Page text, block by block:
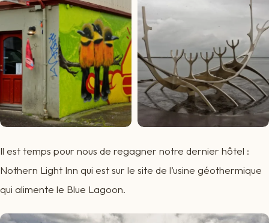
Il est temps pour nous de regagner notre dernier hôtel :
Nothern Light Inn qui est sur le site de l’usine géothermique
qui alimente le Blue Lagoon.